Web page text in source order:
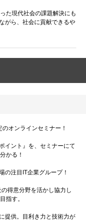
た現代社会の課題解決にも
がら、社会に貢献できるや
オンラインセミナー！
イント』を、セミナーにて
かる！
の注目IT企業グループ！
得意分野を活かし協力し
指す。
提供。目利き力と技術力が